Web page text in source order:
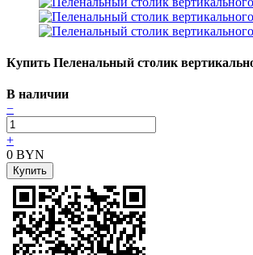
Купить Пеленальный столик
В наличии
−
+
0 BYN